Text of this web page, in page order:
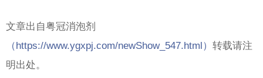
文章出自粤冠消泡剂
（ https://www.ygxpj.com/newShow_547.html） 转载请注
明出处。